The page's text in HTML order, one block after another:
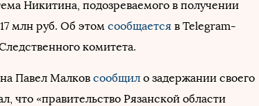
Никитина, подозреваемого в получении
млн руб. Об этом сообщается в Telegram-
комитета.
Павел Малков сообщил о задержании своего
что «правительство Рязанской области